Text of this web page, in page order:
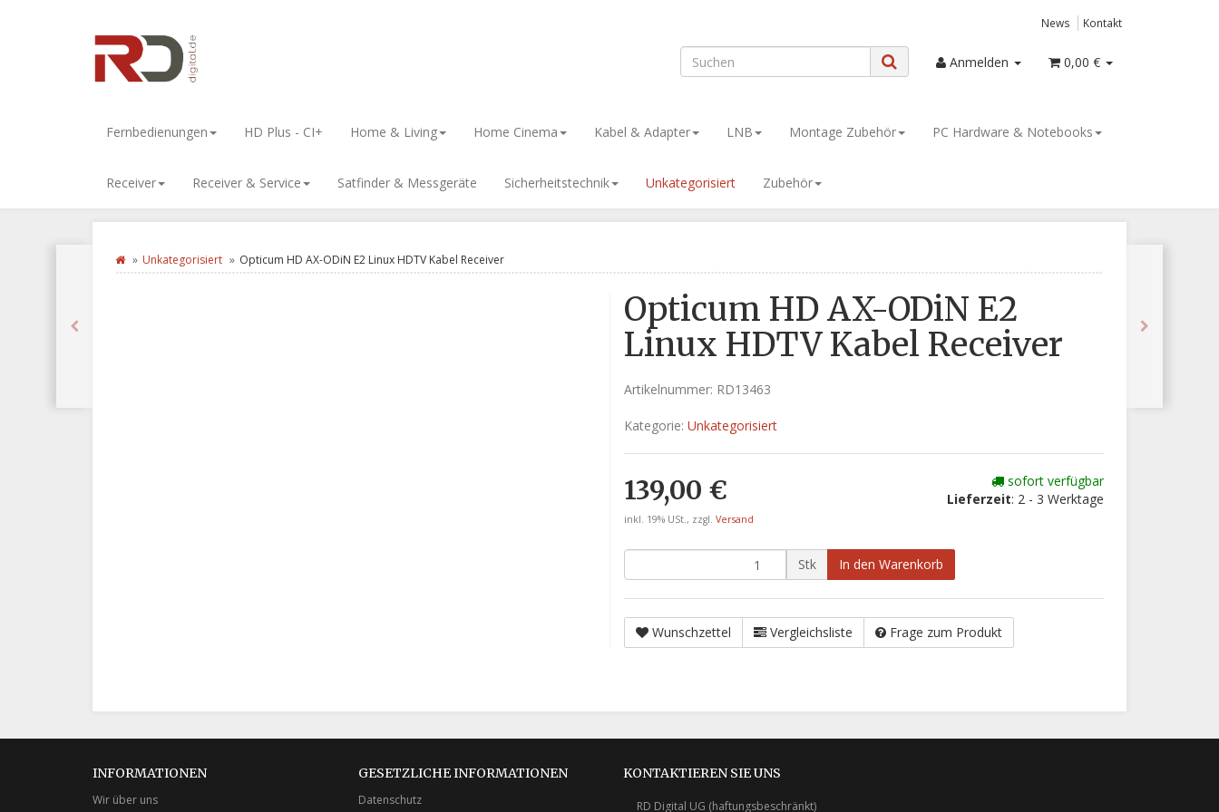
News Kontakt
Anmelden 0,00 €
Fernbedienungen HD Plus - CI+ Home & Living Home Cinema Kabel & Adapter LNB Montage Zubehör PC Hardware & Notebooks
Receiver Receiver & Service Satfinder & Messgeräte Sicherheitstechnik Unkategorisiert Zubehör
Unkategorisiert Opticum HD AX-ODiN E2 Linux HDTV Kabel Receiver
Opticum HD AX-ODiN E2
Linux HDTV Kabel Receiver
Artikelnummer: RD13463
Kategorie: Unkategorisiert
139,00 €
inkl. 19% USt., zzgl. Versand
sofort verfügbar
Lieferzeit: 2 - 3 Werktage
Stk In den Warenkorb
Wunschzettel Vergleichsliste Frage zum Produkt
INFORMATIONEN
Wir über uns
GESETZLICHE INFORMATIONEN
Datenschutz
KONTAKTIEREN SIE UNS
RD Digital UG (haftungsbeschränkt)